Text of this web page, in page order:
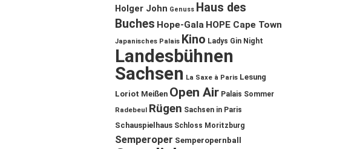
Holger John Genuss Haus des
Buches Hope-Gala HOPE Cape Town
Japanisches Palais Kino Ladys Gin Night
Landesbühnen
Sachsen La Saxe à Paris Lesung
Loriot Meißen Open Air Palais Sommer
Radebeul Rügen Sachsen in Paris
Schauspielhaus Schloss Moritzburg
Semperoper Semperopernball